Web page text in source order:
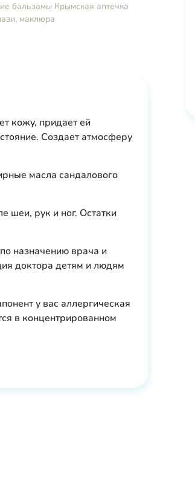
бальзамы Крымская аптечка
маклюра
кожу, придает ей
Создает атмосферу
масла сандалового
шеи, рук и ног. Остатки
назначению врача и
доктора детям и людям
у вас аллергическая
в концентрированном